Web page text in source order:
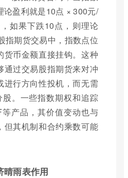
论盈利就是10点 × 300元/
如果下跌10点，则理论
指期货交易中，指数点位
货币金额直接挂钩。这种
通过交易股指期货来对冲
进行方向性投机，而无需
。一些指数期权和追踪
产品，其价值变动也与
但其机制和合约乘数可能
晴雨表作用